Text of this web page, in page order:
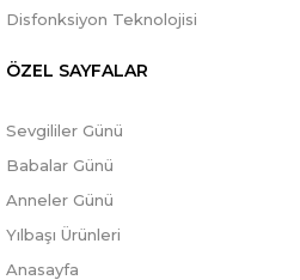
Disfonksiyon Teknolojisi
ÖZEL SAYFALAR
Sevgililer Günü
Babalar Günü
Anneler Günü
Yılbaşı Ürünleri
Anasayfa